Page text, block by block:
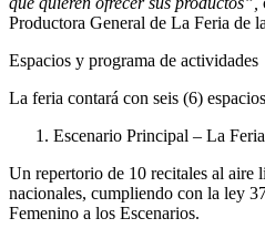
Productora General de La Feria de
Espacios y programa de actividades
La feria contará con seis (6) espacios
Escenario Principal – La
Un repertorio de 10 recitales al aire
nacionales, cumpliendo con la ley
Femenino a los Escenarios.